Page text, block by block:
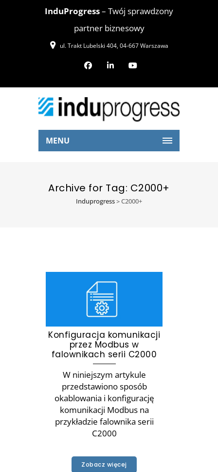
InduProgress– Twój sprawdzony
partner biznesowy
ul. Trakt Lubelski 404, 04-667 Warszawa
MENU
Archive for Tag: C2000+
Induprogress>C2000+
Konfiguracja komunikacji
przez Modbus w
falownikach serii C2000
W niniejszym artykule
przedstawiono sposób
okablowania i konfigurację
komunikacji Modbus na
przykładzie falownika serii
C2000
Zobacz więcej